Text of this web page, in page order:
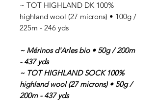
~ TOT HIGHLAND DK 100%
highland wool (27 microns) • 100g /
225m - 246 yds
~ Mérinos d'Arles bio • 50g / 200m
- 437 yds
~ TOT HIGHLAND SOCK 100%
highland wool (27 microns) • 50g /
200m - 437 yds